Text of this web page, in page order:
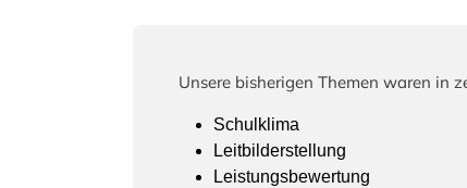
Unsere bisherigen Themen waren in
Schulklima
Leitbilderstellung
Leistungsbewertung